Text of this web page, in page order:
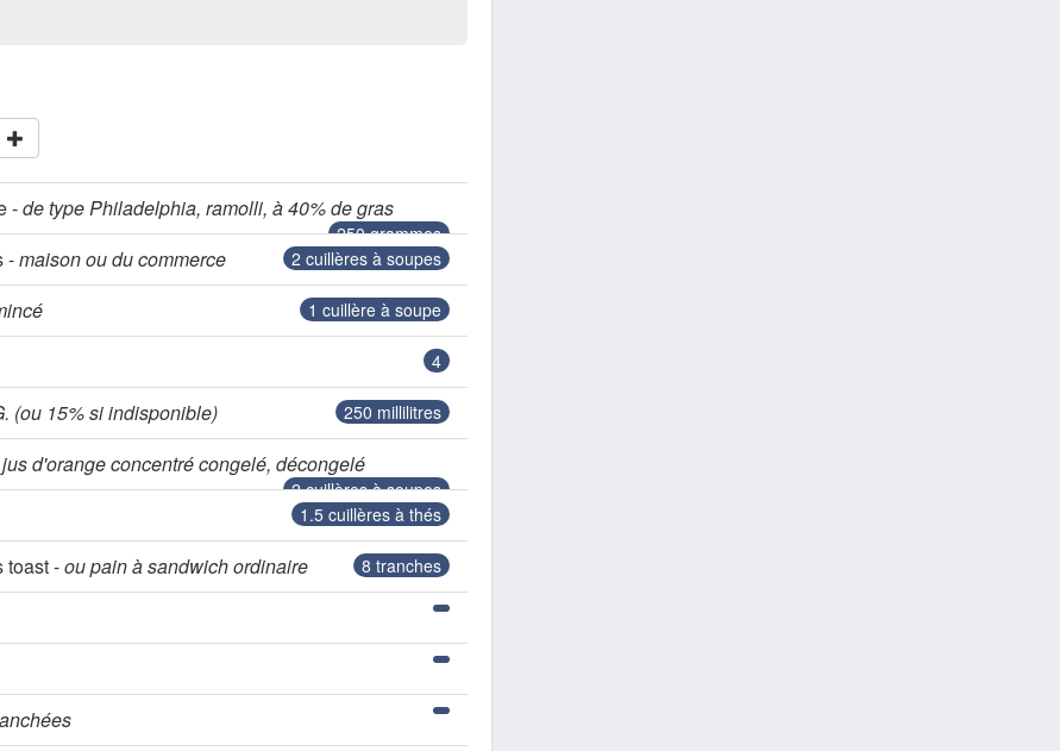
-de type Philadelphia, ramolli, à 40% de gras
250 grammes
-maison ou du commerce 2 cuillères à soupes
1 cuillère à soupe
4
(ou 15% si indisponible) 250 millilitres
d'orange concentré congelé, décongelé
2 cuillères à soupes
1.5 cuillères à thés
toast -ou pain à sandwich ordinaire 8 tranches